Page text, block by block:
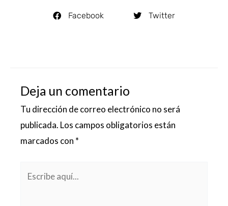
Facebook Twitter
Deja un comentario
Tu dirección de correo electrónico no será
publicada. Los campos obligatorios están
marcados con *